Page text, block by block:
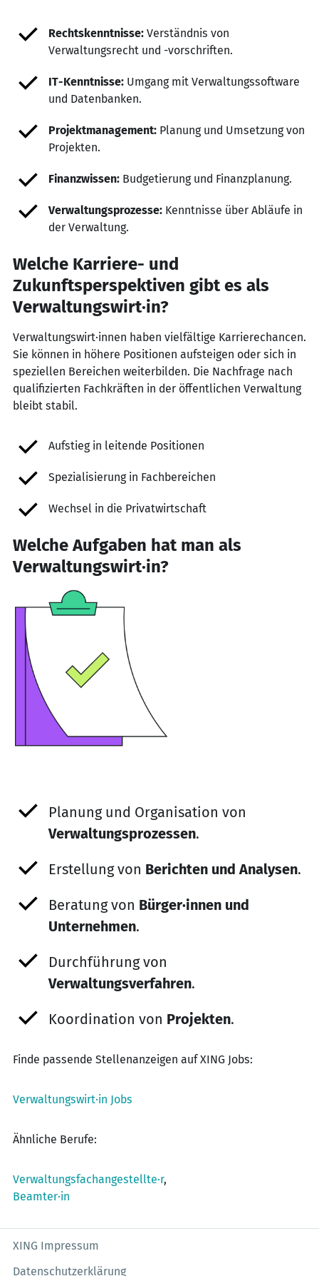
Rechtskenntnisse: Verständnis von
Verwaltungsrecht und -vorschriften.
IT-Kenntnisse: Umgang mit Verwaltungssoftware
und Datenbanken.
Projektmanagement: Planung und Umsetzung von
Projekten.
Finanzwissen: Budgetierung und Finanzplanung.
Verwaltungsprozesse: Kenntnisse über Abläufe in
der Verwaltung.
Welche Karriere- und
Zukunftsperspektiven gibt es als
Verwaltungswirt·in?
Verwaltungswirt·innen haben vielfältige Karrierechancen.
Sie können in höhere Positionen aufsteigen oder sich in
speziellen Bereichen weiterbilden. Die Nachfrage nach
qualifizierten Fachkräften in der öffentlichen Verwaltung
bleibt stabil.
Aufstieg in leitende Positionen
Spezialisierung in Fachbereichen
Wechsel in die Privatwirtschaft
Welche Aufgaben hat man als
Verwaltungswirt·in?
Planung und Organisation von
Verwaltungsprozessen.
Erstellung von Berichten und Analysen.
Beratung von Bürger·innen und
Unternehmen.
Durchführung von
Verwaltungsverfahren.
Koordination von Projekten.
Finde passende Stellenanzeigen auf XING Jobs:
Verwaltungswirt·in Jobs
Ähnliche Berufe:
Verwaltungsfachangestellte·r,
Beamter·in
XING Impressum
Datenschutzerklärung